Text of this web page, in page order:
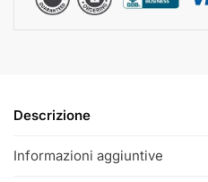
Descrizione
Informazioni aggiuntive